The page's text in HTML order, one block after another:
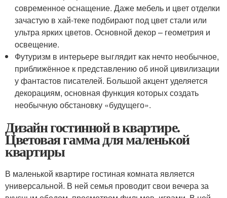
современное оснащение. Даже мебель и цвет отделки
зачастую в хай-теке подбирают под цвет стали или
ультра ярких цветов. Основной декор – геометрия и
освещение.
Футуризм в интерьере выглядит как нечто необычное,
приближённое к представлению об иной цивилизации
у фантастов писателей. Большой акцент уделяется
декорациям, основная функция которых создать
необычную обстановку «будущего».
Дизайн гостинной в квартире.
Цветовая гамма для маленькой
квартиры
В маленькой квартире гостиная комната является
универсальной. В ней семья проводит свои вечера за